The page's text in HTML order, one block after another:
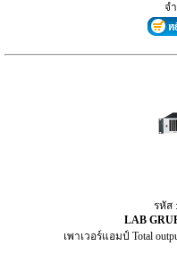
จ
รหัส
LAB
เพาเวอร์แอมป์ Total